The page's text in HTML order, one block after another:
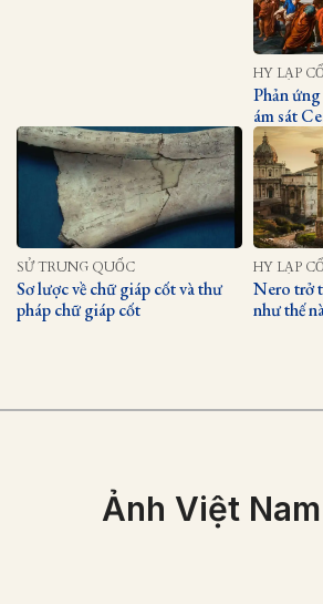
HY LẠP
Phản
ám sát
SỬ TRUNG QUỐC
Sơ lược về chữ giáp cốt và thư
pháp chữ giáp cốt
HY LẠP
Nero trở
như thế
Ảnh Việt